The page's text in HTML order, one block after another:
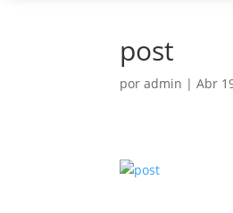
post
poradmin |Abr